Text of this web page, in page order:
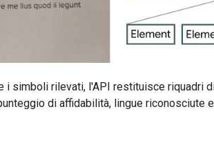
i simboli rilevati, l'API restituisce riquadri
di affidabilità, lingue riconosciute